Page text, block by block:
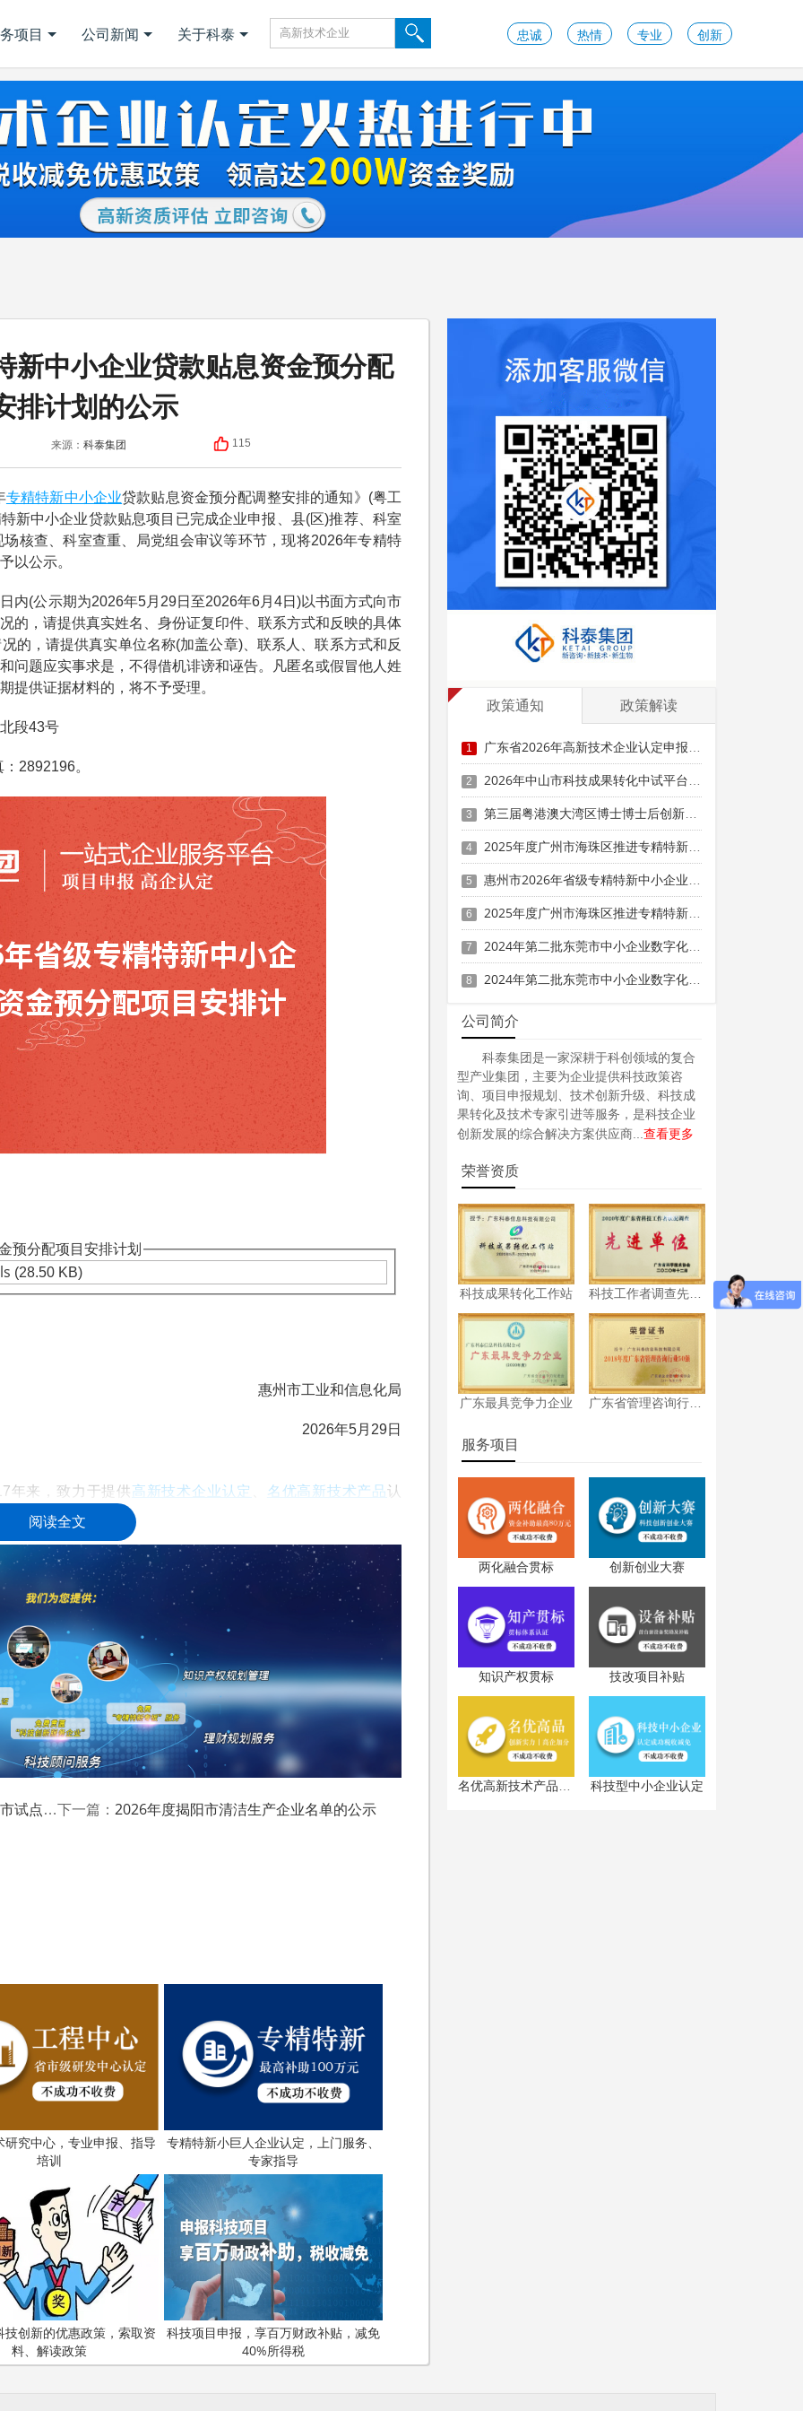
项目 公司新闻 关于科泰 忠诚 热情 专业 创新
新中小企业贷款贴息资金预分配
排计划的公示
来源： 科泰集团 115
专精特新中小企业贷款贴息资金预分配调整安排的通知》(粤工
新中小企业贷款贴息项目已完成企业申报、县(区)推荐、科室
核查、科室查重、局党组会审议等环节，现将2026年专精特
以公示。
(公示期为2026年5月29日至2026年6月4日)以书面方式向市
的，请提供真实姓名、身份证复印件、联系方式和反映的具体
的，请提供真实单位名称(加盖公章)、联系人、联系方式和反
问题应实事求是，不得借机诽谤和诬告。凡匿名或假冒他人姓
提供证据材料的，将不予受理。
段43号
2892196。
预分配项目安排计划
(28.50 KB)
惠州市工业和信息化局
2026年5月29日
来，致力于提供高新技术企业认定 名优高新技术产品认
、省市工业设计中心认定、省市重点实验室认定、新型研发机
、制造业单项冠军、专利软著申请、
创业大赛、专利奖、科学技术奖、 科技成果评价、 科技成果转
新科技项目资讯！
阅读全文
）的公示 下一篇： 2026年度揭阳市清洁生产企业名单的公示
研究中心，专业申报、指导
培训
专精特新小巨人企业认定，上门服务、
专家指导
技创新的优惠政策，索取资
料、解读政策
科技项目申报，享百万财政补贴，减免
40%所得税
政策通知 政策解读
1 广东省2026年高新技术企业认定申报时间、条件要求、补助奖励
2 2026年中山市科技成果转化中试平台认定申报时间、条件要求、补助奖励
3 第三届粤港澳大湾区博士博士后创新创业大赛参赛时间、条件要求、资助奖励
4 2025年度广州市海珠区推进专精特新“育苗行动”实施办法奖励政策申报时间、条件要求、补助标准
5 惠州市2026年省级专精特新中小企业贷款贴息资金预分配项目安排计划的公示
6 2025年度广州市海珠区推进专精特新“育苗行动”实施办法奖励政策申报时间、条件要求、补助标准
7 2024年第二批东莞市中小企业数字化转型城市试点专项资金两化融合管理体系贯标项目资助计划
8 2024年第二批东莞市中小企业数字化转型城市试点专项资金两化融合管理体系贯标项目拟资助企业名单的公示
公司简介
科泰集团是一家深耕于科创领域的复合
型产业集团，主要为企业提供科技政策咨
询、项目申报规划、技术创新升级、科技成
果转化及技术专家引进等服务，是科技企业
创新发展的综合解决方案供应商... 查看更多
荣誉资质
科技成果转化工作站
广东最具竞争力企业
服务项目
两化融合贯标 创新创业大赛
知识产权贯标 技改项目补贴
科技型中小企业认定